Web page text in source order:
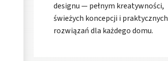
designu — pełnym kreatywności,
świeżych koncepcji i praktycznych
rozwiązań dla każdego domu.